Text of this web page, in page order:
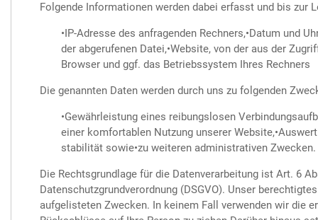
Folgende Informationen werden dabei erfasst und bis zur
•IP-Adresse des anfragenden Rechners,•Datum und
der abgerufenen Datei,•Website, von der aus der
Browser und ggf. das Betriebssystem Ihres Rechners
Die genannten Daten werden durch uns zu folgenden
•Gewährleistung eines reibungslosen
einer komfortablen Nutzung unserer
stabilität sowie•zu weiteren administrativen Zwecken.
Die Rechtsgrundlage für die Datenverarbeitung ist Art. 6
Datenschutzgrundverordnung (DSGVO). Unser
aufgelisteten Zwecken. In keinem Fall verwenden wir die